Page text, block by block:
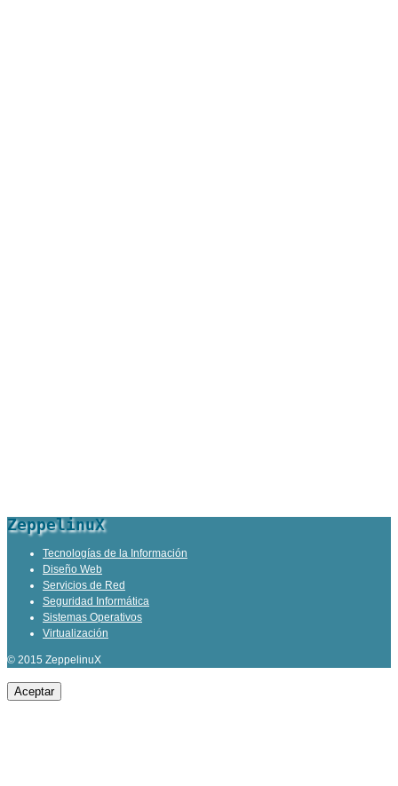
ZeppelinuX
Tecnologías de la Información
Diseño Web
Servicios de Red
Seguridad Informática
Sistemas Operativos
Virtualización
© 2015 ZeppelinuX
Aceptar